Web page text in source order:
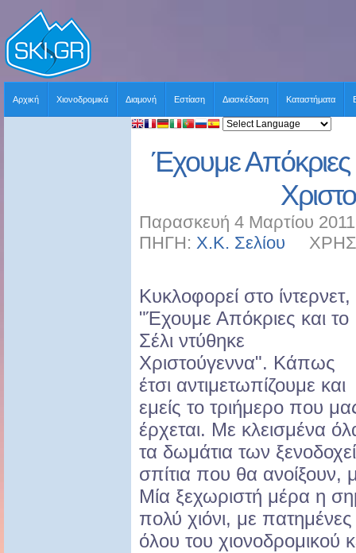
Αρχική Χιονοδρομικά Διαμονή Εστίαση Διασκέδαση Καταστήματα
Έχουμε Απόκριες
Παρασκευή 4 Μαρτίου
ΠΗΓΗ: Χ.Κ. Σελίου
Κυκλοφορεί στο ίντερνετ,
"Έχουμε Απόκριες και το
Σέλι ντύθηκε
Χριστούγεννα". Κάπως
έτσι αντιμετωπίζουμε και
εμείς το τριήμερο που
έρχεται. Με κλεισμένα
τα δωμάτια των
σπίτια που θα ανοίξουν,
Μία ξεχωριστή μέρα η
πολύ χιόνι, με πατημένες
όλου του χιονοδρομικού